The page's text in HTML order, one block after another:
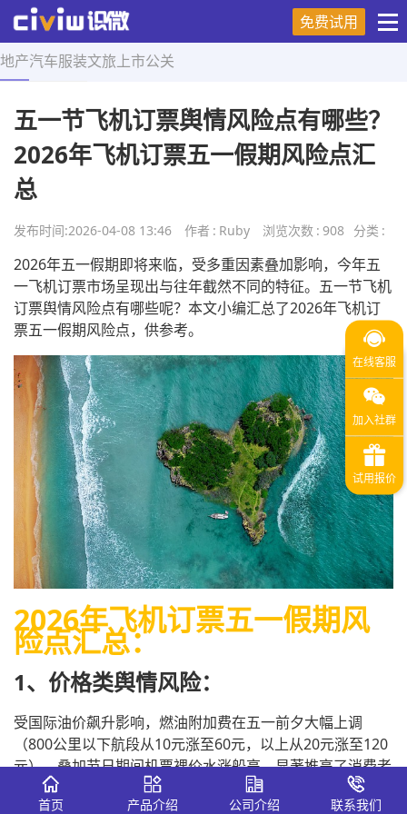
免费试用
地产汽车服装文旅 上市公关
首页 > 营销技巧 > 正文
五一节飞机订票舆情风险点有哪些？
2026年飞机订票五一假期风险点汇
总
发布时间:2026-04-08 13:46 作者 : Ruby 浏览次数 : 908 分类 :
2026年五一假期即将来临，受多重因素叠加影响，今年五
一飞机订票市场呈现出与往年截然不同的特征。五一节飞机
订票舆情风险点有哪些呢？本文小编汇总了2026年飞机订
票五一假期风险点，供参考。
2026年飞机订票五一假期风
险点汇总：
1、价格类舆情风险：
受国际油价飙升影响，燃油附加费在五一前夕大幅上调
（800公里以下航段从10元涨至60元，以上从20元涨至120
元），叠加节日期间机票裸价水涨船高，显著推高了消费者
出行成本。社交平台上“骂机票贵”“反杀大数据杀熟”等话题
频繁登上热搜。OTA平台长期因价格差异问题遭投诉，同一
首页 产品介绍 公司介绍 联系我们